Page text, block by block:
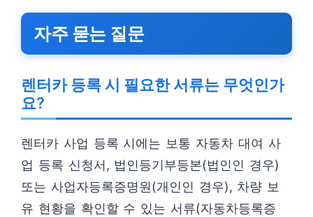
자주 묻는 질문
렌터카 등록 시 필요한 서류는 무엇인가
요?
렌터카 사업 등록 시에는 보통 자동차 대여 사
업 등록 신청서, 법인등기부등본(법인인 경우)
또는 사업자등록증명원(개인인 경우), 차량 보
유 현황을 확인할 수 있는 서류(자동차등록증